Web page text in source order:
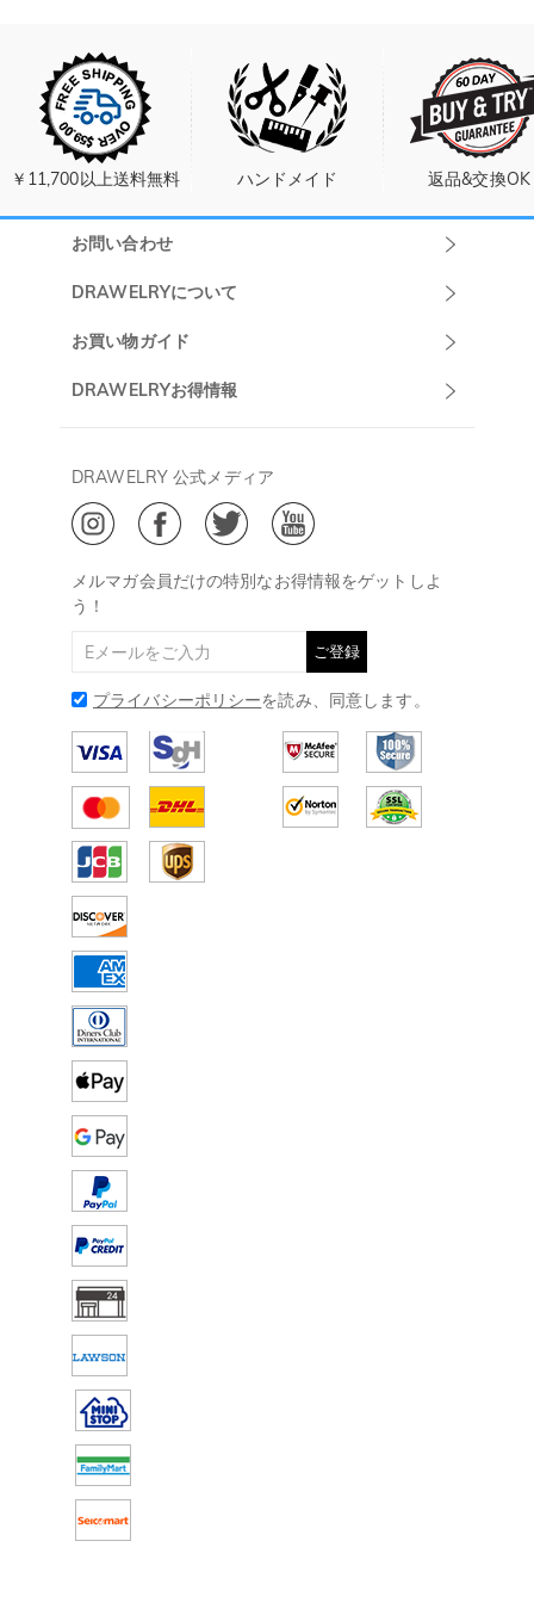
￥11,700以上送料無料 ハンドメイド 返品&交換OK
お問い合わせ
DRAWELRYについて
DRAWELRYについて
ご利用規約
ご特定商取引法に基づく表示
お買い物ガイド
発送について
ジュエリーお手入れ
Drawelry Blog
DRAWELRYお得情報
会員・ポイントについて
メルマガ会員だけの特別なお得情報をゲットしよ
う！
ご登録
プライバシーポリシーを読み、同意します。
DRAWELRY 公式メディア